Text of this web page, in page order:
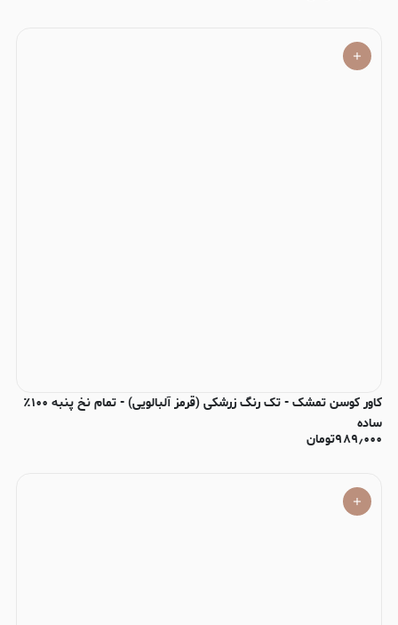
کاور کوسن تمشک - تک رنگ زرشکی (قرمز آلبالویی) - تمام نخ پنبه ۱۰۰٪
ساده
۹۸۹٫۰۰۰تومان